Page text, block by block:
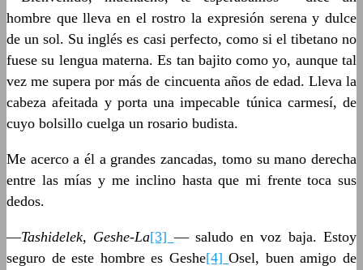
hombre que lleva en el rostro la expresión serena y dulce
de un sol. Su inglés es casi perfecto, como si el tibetano no
fuese su lengua materna. Es tan bajito como yo, aunque tal
vez me supera por más de cincuenta años de edad. Lleva la
cabeza afeitada y porta una impecable túnica carmesí, de
cuyo bolsillo cuelga un rosario budista.
Me acerco a él a grandes zancadas, tomo su mano derecha
entre las mías y me inclino hasta que mi frente toca sus
dedos.
—Tashidelek, Geshe-La[3]— saludo en voz baja. Estoy
seguro de este hombre es Geshe[4]Osel, buen amigo de